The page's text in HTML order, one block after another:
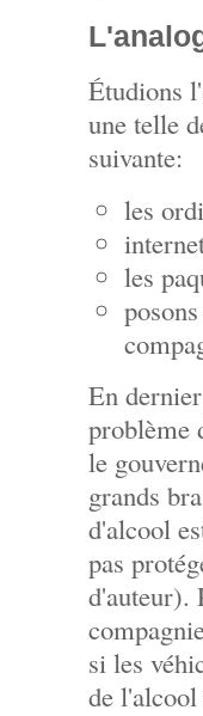
Étudions
une telle
suivante:
les
les
En
problème
le
grands
d'alcool
pas
d'auteur).
si les
de l'alcool